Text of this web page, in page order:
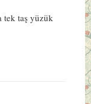
tek taş yüzük